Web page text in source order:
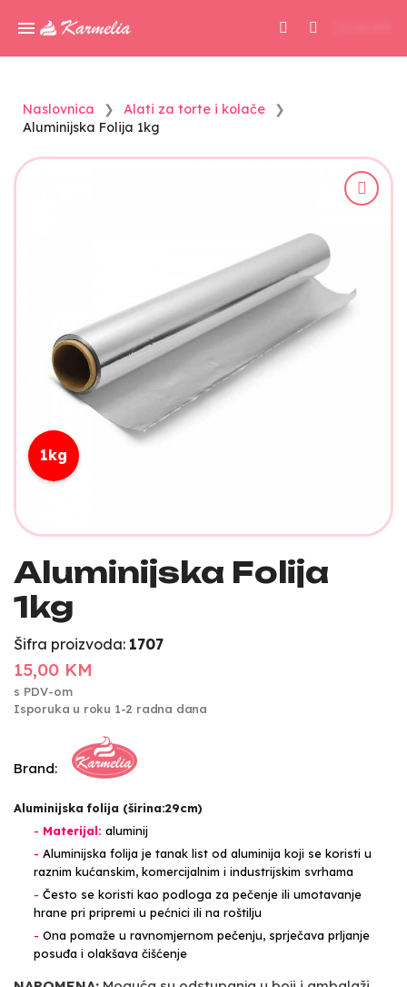
Naslovnica
Alati za torte i kolače
Aluminijska Folija 1kg
1kg
Aluminijska Folija
1kg
Šifra proizvoda: 1707
15,00 KM
s PDV-om
Isporuka u roku 1-2 radna dana
Brand:
Aluminijska folija (širina:29cm)
- Materijal: aluminij
- Aluminijska folija je tanak list od aluminija koji se koristi u
raznim kućanskim, komercijalnim i industrijskim svrhama
- Često se koristi kao podloga za pečenje ili umotavanje
hrane pri pripremi u pećnici ili na roštilju
- Ona pomaže u ravnomjernom pečenju, sprječava prljanje
posuđa i olakšava čišćenje